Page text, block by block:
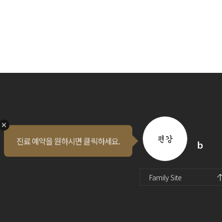
퀵메뉴 오픈
진료 예약을 원하시면 클릭하세요.
인스타
유투브
Family Site